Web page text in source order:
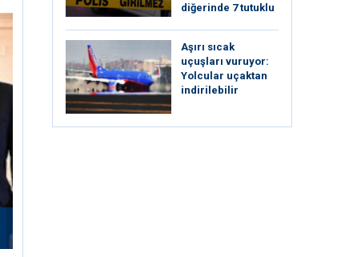
diğerinde 7 tutuklu
Aşırı sıcak
uçuşları vuruyor:
Yolcular uçaktan
indirilebilir